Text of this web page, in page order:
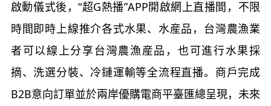
啟動儀式後，“超G熱播”APP開啟網上直播間，不限
時間即時上線推介各式水果、水産品，台灣農漁業
者可以線上分享台灣農漁産品，也可進行水果採
摘、洗選分裝、冷鏈運輸等全流程直播。商戶完成
B2B意向訂單並於兩岸優購電商平臺匯總呈現，未來